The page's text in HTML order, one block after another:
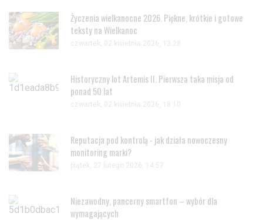
Życzenia wielkanocne 2026. Piękne, krótkie i gotowe
teksty na Wielkanoc
czwartek, 02 kwietnia 2026, 13:28
Historyczny lot Artemis II. Pierwsza taka misja od
ponad 50 lat
czwartek, 02 kwietnia 2026, 18:10
Reputacja pod kontrolą - jak działa nowoczesny
monitoring marki?
piątek, 27 lutego 2026, 14:57
Niezawodny, pancerny smartfon – wybór dla
wymagających